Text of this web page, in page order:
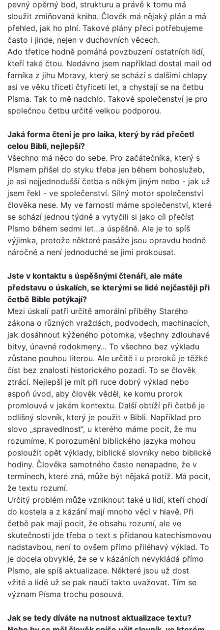
pevný opěrný bod, strukturu a právě k tomu má
sloužit zmiňovaná kniha. Člověk má nějaký plán a má
přehled, jak ho plní. Tako­vé plány přeci potřebujeme
často i jinde, nejen v duchovních věcech.
Ado třetice hodně pomáhá povzbuzení ostatních lidí,
kte­ří také čtou. Nedávno jsem například dostal mail od
farníka z jihu Moravy, který se schází s dalšími chlapy
asi ve věku tři­ceti čtyřiceti let, a chystají se na četbu
Písma. Tak to mě nad­chlo. Takové společenství je pro
společnou četbu určitě velkou podporou.
Jaká forma čtení je pro laika, který by rád přečetl
celou Bib­li, nejlepší?
Všechno má něco do sebe. Pro začátečníka, který s
Písmem přišel do styku třeba jen během bohoslužeb,
je asi nejjedno­dušší četba s někým jiným nebo - jak už
jsem řekl - ve spole­čenství. Silný motor společenství
člověka nese. My ve farnosti máme společenství, které
se schází jednou týdně a vytyčili si jako cíl přečíst
Písmo během sedmi let…a úspěšně. Ale je to spíš
výjimka, protože některé pasáže jsou opravdu hodně
náročné a není jednoduché se jimi prokousat.
Jste v kontaktu s úspěšnými čtenáři, ale máte
představu o úskalích, se kterými se lidé nejčastěji při
četbě Bible potý­kají?
Mezi úskalí patří určitě amorální příběhy Starého
zákona o různých vraždách, podvodech, machinacích,
jak dosáhnout kýženého potomka, všechny zdlouhavé
bitvy, únavné rodo­kmeny... To všechno bez výkladu
zůstane pouhou literou. Ale určitě i u proroků je těžké
číst bez znalosti historického pozadí. To se člověk
ztrácí. Nejlepší je mít při ruce dobrý výklad nebo
aspoň úvod, aby člověk věděl, ke komu prorok
promlouvá v jakém kontextu. Další obtíží při četbě je
odlišný slovník, který je použit v Bibli. Například pro
slovo „spravedlnost“, u kterého máme pocit, že mu
rozumíme. K porozumění biblického jazyka mohou
posloužit opět výklady, biblické slovníky nebo biblické
hodiny. Člověka samotného často nenapadne, že v
termínech, které zná, může být nějaká potíž. Má pocit,
že textu rozumí.
Určitý problém může vzniknout také u lidí, kteří chodí
do kos­tela a z kázání mají mnoho věcí v hlavě. Při
četbě pak mají pocit, že obsahu rozumí, ale ve
skutečnosti jde třeba o text s přidanou katechismovou
nadstavbou, není to ovšem přímo přiléhavý výklad. To
je docela obvyklé, že se v kázáních nevy­kládá přímo
Písmo, ale spíš aktualizace. Některé jsou už dost
vžité a lidé už se pak naučí takto uvažovat. Tím se
význam Písma trochu posouvá.
Jak se tedy díváte na nutnost aktualizace textu?